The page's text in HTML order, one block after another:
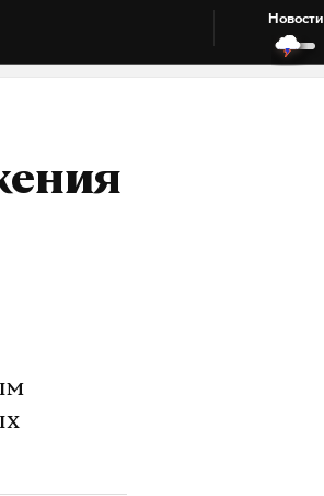
Новости